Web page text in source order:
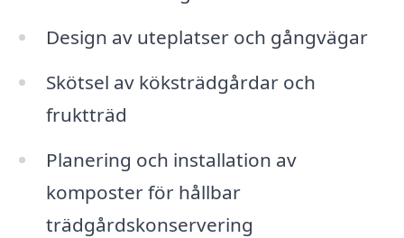
Design av uteplatser och gångvägar
Skötsel av köksträdgårdar och
fruktträd
Planering och installation av
komposter för hållbar
trädgårdskonservering